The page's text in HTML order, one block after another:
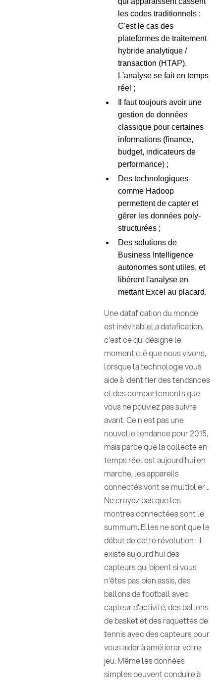
les codes traditionnels :
C'est le cas des
plateformes de traitement
hybride analytique /
transaction (HTAP).
L'analyse se fait en temps
réel ;
Il faut toujours avoir une
gestion de données
classique pour certaines
informations (finance,
budget, indicateurs de
performance) ;
Des technologiques
comme Hadoop
permettent de capter et
gérer les données poly-
structurées ;
Des solutions de
Business Intelligence
autonomes sont utiles, et
libèrent l'analyse en
mettant Excel au placard.
Une datafication du monde
est inévitableLa datafication,
c'est ce qui désigne le
moment clé que nous vivons,
lorsque la technologie vous
aide à identifier des tendances
et des comportements que
vous ne pouviez pas suivre
avant. Ce n'est pas une
nouvelle tendance pour 2015,
mais parce que la collecte en
temps réel est aujourd'hui en
marche, les appareils
connectés vont se multiplier...
Ne croyez pas que les
montres connectées sont le
summum. Elles ne sont que le
début de cette révolution : il
existe aujourd'hui des
capteurs qui bipent si vous
n'êtes pas bien assis, des
ballons de football avec
capteur d'activité, des ballons
de basket et des raquettes de
tennis avec des capteurs pour
vous aider à améliorer votre
jeu. Même les données
simples peuvent conduire à